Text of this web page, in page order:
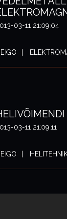
03-11 21:09:04
03-11 21:09:11